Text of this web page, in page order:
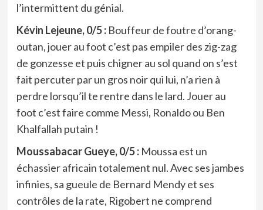
l’intermittent du génial.
Kévin Lejeune, 0/5 : Bouffeur de foutre d’orang-
outan, jouer au foot c’est pas empiler des zig-zag
de gonzesse et puis chigner au sol quand on s’est
fait percuter par un gros noir qui lui, n’a rien à
perdre lorsqu’il te rentre dans le lard. Jouer au
foot c’est faire comme Messi, Ronaldo ou Ben
Khalfallah putain !
Moussabacar Gueye, 0/5 : Moussa est un
échassier africain totalement nul. Avec ses jambes
infinies, sa gueule de Bernard Mendy et ses
contrôles de la rate, Rigobert ne comprend